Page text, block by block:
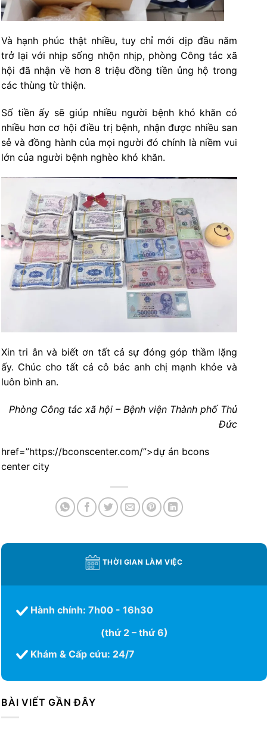
Và hạnh phúc thật nhiều, tuy chỉ mới dịp đầu năm
trở lại với nhịp sống nhộn nhịp, phòng Công tác xã
hội đã nhận về hơn 8 triệu đồng tiền ủng hộ trong
các thùng từ thiện.
Số tiền ấy sẽ giúp nhiều người bệnh khó khăn có
nhiều hơn cơ hội điều trị bệnh, nhận được nhiều san
sẻ và đồng hành của mọi người đó chính là niềm vui
lớn của người bệnh nghèo khó khăn.
Xin tri ân và biết ơn tất cả sự đóng góp thầm lặng
ấy. Chúc cho tất cả cô bác anh chị mạnh khỏe và
luôn bình an.
Phòng Công tác xã hội – Bệnh viện Thành phố Thủ
Đức
href=”https://bconscenter.com/”>dự án bcons
center city
THỜI GIAN LÀM VIỆC
Hành chính: 7h00 - 16h30
(thứ 2 – thứ 6)
Khám & Cấp cứu: 24/7
BÀI VIẾT GẦN ĐÂY